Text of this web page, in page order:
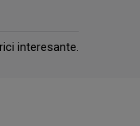
interesante.